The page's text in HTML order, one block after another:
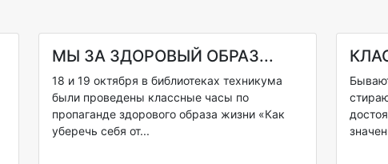
МЫ ЗА ЗДОРОВЫЙ ОБРАЗ...
18 и 19 октября в библиотеках техникума
были проведены классные часы по
пропаганде здорового образа жизни «Как
уберечь себя от...